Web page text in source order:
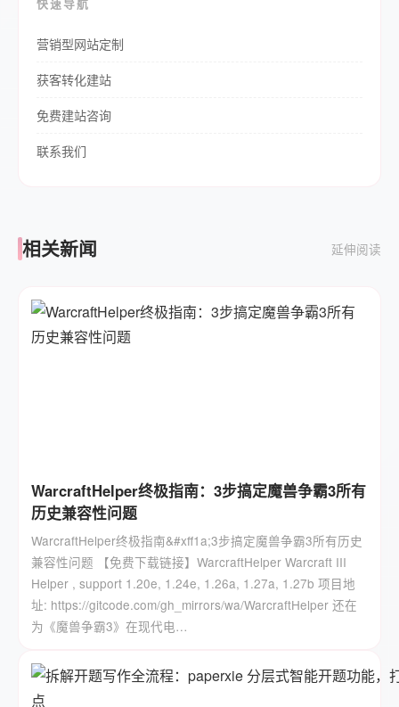
快速导航
营销型网站定制
获客转化建站
免费建站咨询
联系我们
相关新闻 延伸阅读
WarcraftHelper终极指南：3步搞定魔兽争霸3所有
历史兼容性问题
WarcraftHelper终极指南&#xff1a;3步搞定魔兽争霸3所有历史
兼容性问题 【免费下载链接】WarcraftHelper Warcraft III
Helper , support 1.20e, 1.24e, 1.26a, 1.27a, 1.27b 项目地
址: https://gitcode.com/gh_mirrors/wa/WarcraftHelper 还在
为《魔兽争霸3》在现代电…